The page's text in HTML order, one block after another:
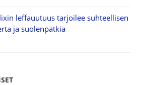
leffauutuus tarjoilee suhteellisen
ja suolenpätkiä